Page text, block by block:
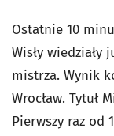
Ostatnie 10
Wisły wiedziały
mistrza. Wynik
Wrocław. Tytuł
Pierwszy raz od